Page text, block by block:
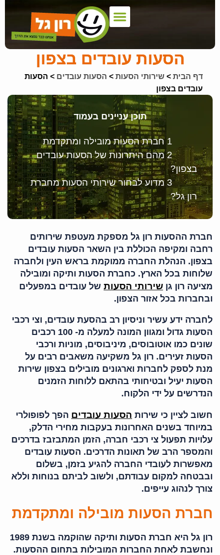
הסעות עובדים בצפון
דף הבית > שירותי הסעות > הסעות עובדים > הסעות
עובדים בצפון
תוכן עניינים בעמוד
1 חברת הסעות מובילה ומתקדמת
2 מהם היתרונות של הסעות עובדים
בצפון?
3 מדוע לבחור שירותי הסעות מחברת
רון גל?
חברת ההסעות רון גל מספקת מעטפת שירותים
רחבה ומקיפה הכוללת בין השאר הסעות עובדים
בצפון. הנהלת החברה ממוקמת בראש העין ולחברה
שלוחות בכל הארץ. כחברת הסעות ותיקה ומובילה
מציעה רון גן שירותי הסעות של עובדים במפעלים
ובחברות בכל אזור הצפון.
לחברה ידע עשיר וניסיון רב בהסעת עובדים, וצי רכבי
הסעות גדול ומגוון המונה למעלה מ- 100 רכבים
שונים כמו אוטובוסים, מיניבוסים, מוניות ורכבי
הסעות זעירים. רון גל משקיעה משאבים רבים על
מנת לספק לחברות וארגונים מובילים בצפון שירות
הסעות יעיל ובטיחותי בהתאם ללוחות הזמנים
הנדרשים על ידי הלקוח.
חשוב לציין כי שירות הסעות עובדים הפך לפופולרי
במיוחד בשנים האחרונות בעקבות מחירי הדלק,
עלויות תפעול צי רכבי חברה, הזמן המתבזבז בדרכים
והמספר הרב של תאונות הדרכים. הסעות עובדים
מאפשרות לעובדי החברה להגיע בזמן, בשלום
ובבטחה למקום עבודתם, ולשוב לביתם בנוחות וללא
צורך לנהוג עייפים.
חברת הסעות מובילה ומתקדמת
רון גל היא חברת הסעות ותיקה שהוקמה בשנת 1989
ונחשבת לאחת החברות המובילות בתחום ההסעות.